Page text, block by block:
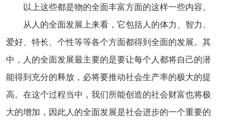
以上这些都是物的全面丰富方面的这样一些内容。
从人的全面发展上来看，它包括人的体力、智力、
爱好、特长、个性等等各个方面都得到全面的发展。其
中，人的全面发展最主要的是要让每个人都将自己的潜
能得到充分的释放，必将要推动社会生产率的极大的提
高。在这个过程当中，我们所能创造的社会财富也将极
大的增加，因此人的全面发展是社会进步的一个重要的